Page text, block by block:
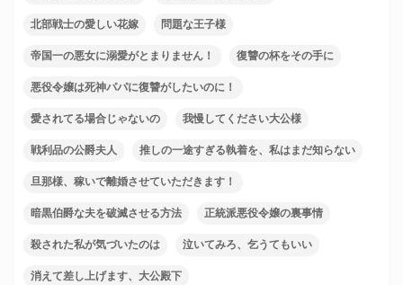
北部戦士の愛しい花嫁 問題な王子様
帝国一の悪女に溺愛がとまりません！ 復讐の杯をその手に
悪役令嬢は死神パパに復讐がしたいのに！
愛されてる場合じゃないの 我慢してください大公様
戦利品の公爵夫人 推しの一途すぎる執着を、私はまだ知らない
旦那様、稼いで離婚させていただきます！
暗黒伯爵な夫を破滅させる方法 正統派悪役令嬢の裏事情
殺された私が気づいたのは 泣いてみろ、乞うてもいい
消えて差し上げます、大公殿下